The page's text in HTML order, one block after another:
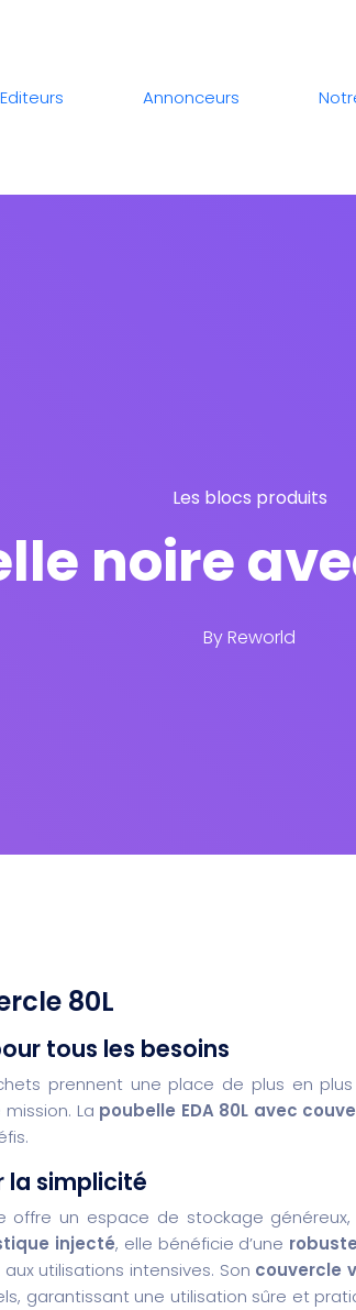
Editeurs Annonceurs
Les blocs produits
noire
ByReworld
80L
tous les besoins
prennent une place de plus en
La poubelle EDA 80L avec
la simplicité
offre un espace de stockage
injecté, elle bénéficie d’une
utilisations intensives. Son couvercle
garantissant une utilisation sûre et